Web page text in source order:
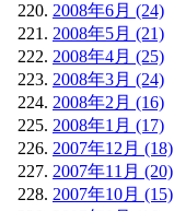
2008年6月 (24)
2008年5月 (21)
2008年4月 (25)
2008年3月 (24)
2008年2月 (16)
2008年1月 (17)
2007年12月 (18)
2007年11月 (20)
2007年10月 (15)